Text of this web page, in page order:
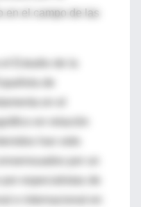
en el campo de las
Estudio de la
de
en el
en relación
especialistas de
e internacional en